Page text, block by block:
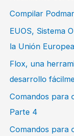
Compilar
EUOS, Sistema
la Unión Europea
Flox, una
desarrollo
Comandos para
Parte 4
Comandos para